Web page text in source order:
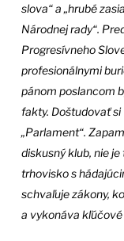
slova“ a „hrubé
Národnej rady“.
Progresívneho
profesionálnymi
pánom poslancom
fakty. Doštudovať si
„Parlament“.
diskusný klub, nie
trhovisko s
schvaľuje zákony,
a vykonáva